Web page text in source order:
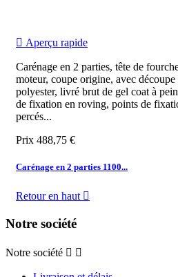
 Aperçu rapide
Carénage en 2 parties, tête de
moteur, coupe origine, avec
polyester, livré brut de gel coat à
de fixation en roving, points de
percés...
Prix 488,75 €
Carénage en 2 parties 1100...
Retour en haut 
Notre société
Notre société  